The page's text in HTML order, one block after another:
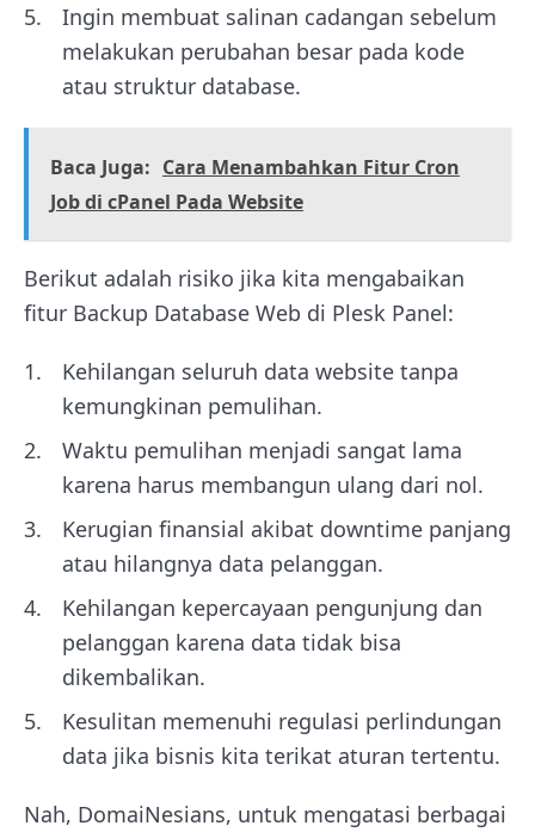
Ingin membuat salinan cadangan sebelum
melakukan perubahan besar pada kode
atau struktur database.
Baca Juga: Cara Menambahkan Fitur Cron
Job di cPanel Pada Website
Berikut adalah risiko jika kita mengabaikan
fitur Backup Database Web di Plesk Panel:
Kehilangan seluruh data website tanpa
kemungkinan pemulihan.
Waktu pemulihan menjadi sangat lama
karena harus membangun ulang dari nol.
Kerugian finansial akibat downtime panjang
atau hilangnya data pelanggan.
Kehilangan kepercayaan pengunjung dan
pelanggan karena data tidak bisa
dikembalikan.
Kesulitan memenuhi regulasi perlindungan
data jika bisnis kita terikat aturan tertentu.
Nah, DomaiNesians, untuk mengatasi berbagai